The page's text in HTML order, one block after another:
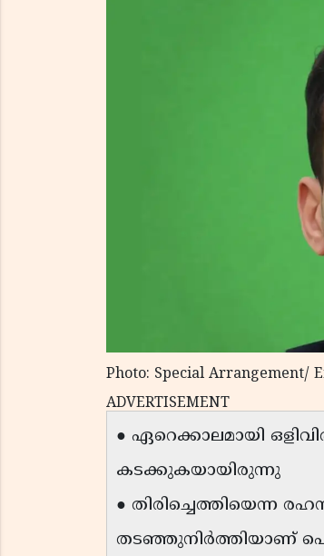
Photo: Special Arrangement/
ADVERTISEMENT
● ഏറെക്കാലമായി
കടക്കുകയായിരുന്നു
● തിരിച്ചെത്തിയെന്ന
തടഞ്ഞുനിർത്തിയാണ്